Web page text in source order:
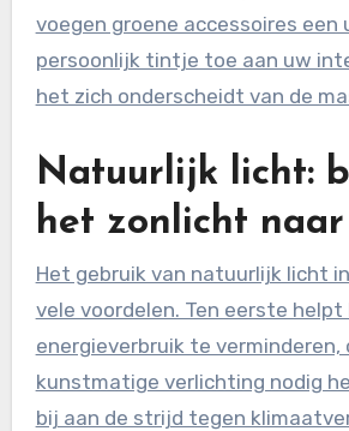
voegen groene accessoires een
persoonlijk tintje toe aan uw
het zich onderscheidt van de
Natuurlijk licht:
het zonlicht
Het gebruik van natuurlijk licht
vele voordelen. Ten eerste
energieverbruik te verminderen,
kunstmatige verlichting nodig
bij aan de strijd tegen